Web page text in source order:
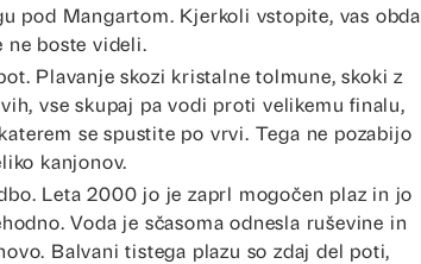
pod Mangartom. Kjerkoli vstopite, vas obda
ne boste videli.
Plavanje skozi kristalne tolmune, skoki z
vse skupaj pa vodi proti velikemu finalu,
se spustite po vrvi. Tega ne pozabijo
kanjonov.
Leta 2000 jo je zaprl mogočen plaz in jo
Voda je sčasoma odnesla ruševine in
Balvani tistega plazu so zdaj del poti,